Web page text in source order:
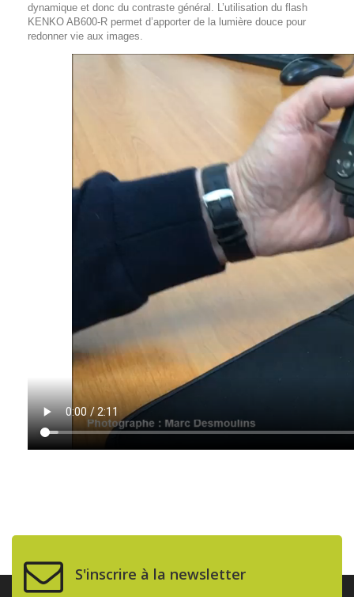
dynamique et donc du contraste général. L’utilisation du flash
KENKO AB600-R permet d’apporter de la lumière douce pour
redonner vie aux images.
S'inscrire à la newsletter